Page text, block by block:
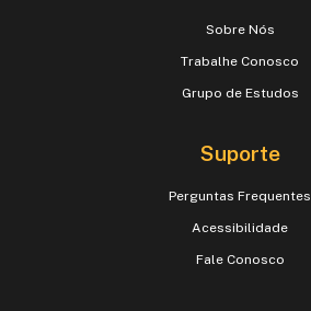
Sobre Nós
Trabalhe Conosco
Grupo de Estudos
Suporte
Perguntas Frequentes
Acessibilidade
Fale Conosco